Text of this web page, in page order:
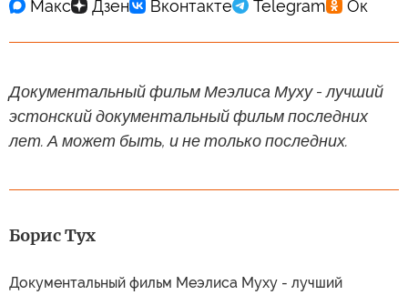
Документальный фильм Меэлиса Муху - лучший
эстонский документальный фильм последних
лет. А может быть, и не только последних.
Борис Тух
Документальный фильм Меэлиса Муху - лучший